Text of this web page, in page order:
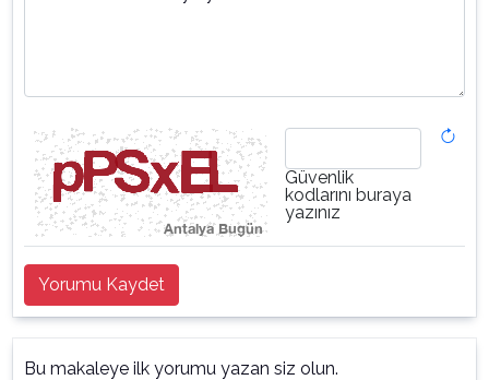
Güvenlik
kodlarını buraya
yazınız
Yorumu Kaydet
Bu makaleye ilk yorumu yazan siz olun.